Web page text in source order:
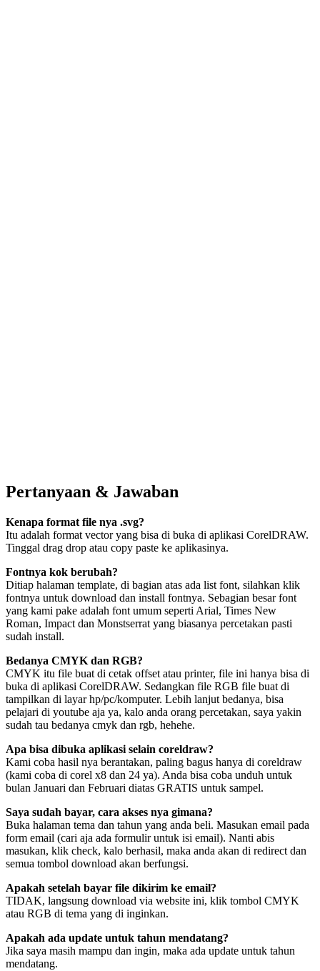
Pertanyaan & Jawaban
Kenapa format file nya .svg?
Itu adalah format vector yang bisa di buka di aplikasi CorelDRAW.
Tinggal drag drop atau copy paste ke aplikasinya.
Fontnya kok berubah?
Ditiap halaman template, di bagian atas ada list font, silahkan klik
fontnya untuk download dan install fontnya. Sebagian besar font
yang kami pake adalah font umum seperti Arial, Times New
Roman, Impact dan Monstserrat yang biasanya percetakan pasti
sudah install.
Bedanya CMYK dan RGB?
CMYK itu file buat di cetak offset atau printer, file ini hanya bisa di
buka di aplikasi CorelDRAW. Sedangkan file RGB file buat di
tampilkan di layar hp/pc/komputer. Lebih lanjut bedanya, bisa
pelajari di youtube aja ya, kalo anda orang percetakan, saya yakin
sudah tau bedanya cmyk dan rgb, hehehe.
Apa bisa dibuka aplikasi selain coreldraw?
Kami coba hasil nya berantakan, paling bagus hanya di coreldraw
(kami coba di corel x8 dan 24 ya). Anda bisa coba unduh untuk
bulan Januari dan Februari diatas GRATIS untuk sampel.
Saya sudah bayar, cara akses nya gimana?
Buka halaman tema dan tahun yang anda beli. Masukan email pada
form email (cari aja ada formulir untuk isi email). Nanti abis
masukan, klik check, kalo berhasil, maka anda akan di redirect dan
semua tombol download akan berfungsi.
Apakah setelah bayar file dikirim ke email?
TIDAK, langsung download via website ini, klik tombol CMYK
atau RGB di tema yang di inginkan.
Apakah ada update untuk tahun mendatang?
Jika saya masih mampu dan ingin, maka ada update untuk tahun
mendatang.